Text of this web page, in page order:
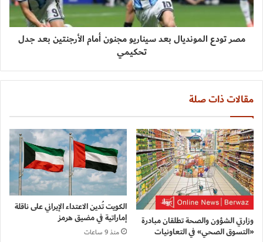
مصر تودع المونديال بعد سيناريو مجنون أمام الأرجنتين بعد جدل
تحكيمي
مقالات ذات صلة
وزارتي الشؤون والصحة تطلقان مبادرة
«التسوق الصحي» في التعاونيات
الكويت تُدين الاعتداء الإيراني على ناقلة
إماراتية في مضيق هرمز
منذ 9 ساعات